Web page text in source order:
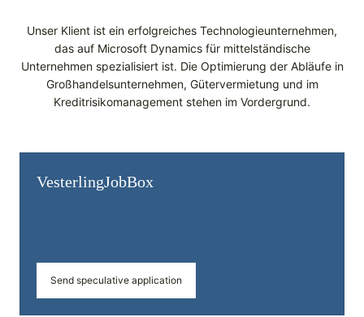
Unser Klient ist ein erfolgreiches Technologieunternehmen,
das auf Microsoft Dynamics für mittelständische
Unternehmen spezialisiert ist. Die Optimierung der Abläufe in
Großhandelsunternehmen, Gütervermietung und im
Kreditrisikomanagement stehen im Vordergrund.
Vesterling­JobBox
Send speculative application